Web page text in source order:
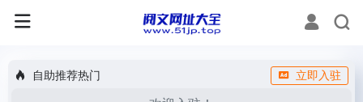
自助推荐热门 立即入驻